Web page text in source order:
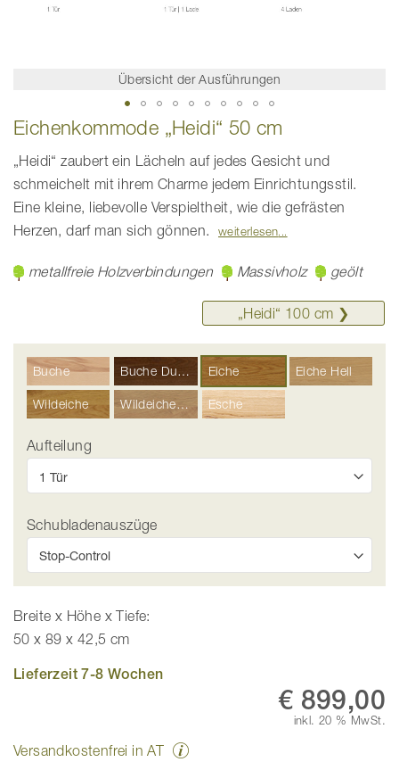
Übersicht der Ausführungen
Zum
Anfang
Bildgalerie
springen
Eichenkommode „Heidi“ 50 cm
„Heidi“ zaubert ein Lächeln auf jedes Gesicht und
schmeichelt mit ihrem Charme jedem Einrichtungsstil.
Eine kleine, liebevolle Verspieltheit, wie die gefrästen
Herzen, darf man sich gönnen.
weiterlesen
metallfreie Holzverbindungen Massivholz geölt
„Heidi“ ­100 cm ❯
Buche Buche Dunkel Eiche Eiche Hell
Wildeiche Wildeiche Hell Esche
Aufteilung
Schubladenauszüge
Breite x Höhe x Tiefe:
50 x 89 x 42,5 cm
Lieferzeit 7-8 Wochen
€ 899,00
inkl. 20 % MwSt.
Versandkostenfrei in AT